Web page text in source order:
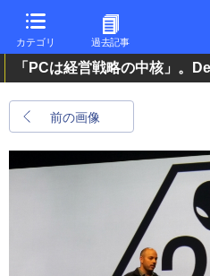
カテゴリ 過去記事
「PCは経営戦略の中核」。
前の画像